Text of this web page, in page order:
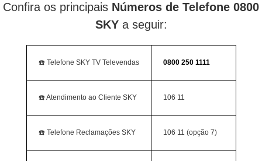
Confira os principais Números de Telefone 0800
SKYa seguir:
☎️ Telefone SKY TV Televendas 0800 250 1111
☎️ Atendimento ao Cliente SKY 106 11
☎️ Telefone Reclamações SKY 106 11 (opção 7)